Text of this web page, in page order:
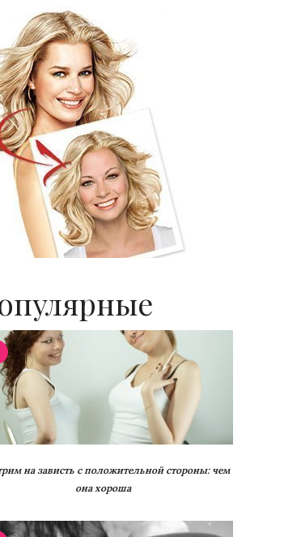
на зависть с положительной стороны: чем
она хороша